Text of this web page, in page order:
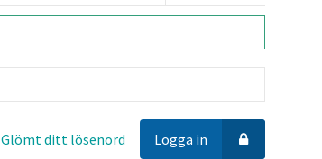
Logga in
Glömt ditt lösenord